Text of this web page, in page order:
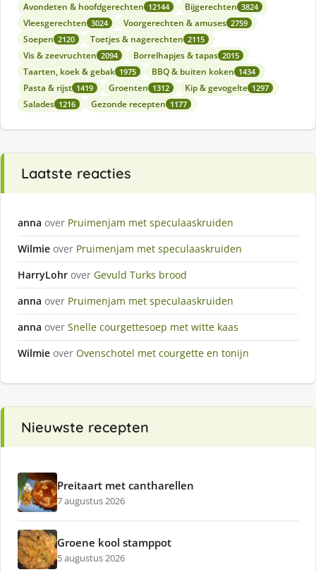
Avondeten & hoofdgerechten 12144 Bijgerechten 3824
Vleesgerechten 3024 Voorgerechten & amuses 2759
Soepen 2120 Toetjes & nagerechten 2115
Vis & zeevruchten 2094 Borrelhapjes & tapas 2015
Taarten, koek & gebak 1975 BBQ & buiten koken 1434
Pasta & rijst 1419 Groenten 1312 Kip & gevogelte 1297
Salades 1216 Gezonde recepten 1177
Laatste reacties
anna over Pruimenjam met speculaaskruiden
Wilmie over Pruimenjam met speculaaskruiden
HarryLohr over Gevuld Turks brood
anna over Pruimenjam met speculaaskruiden
anna over Snelle courgettesoep met witte kaas
Wilmie over Ovenschotel met courgette en tonijn
Nieuwste recepten
Preitaart met cantharellen
7 augustus 2026
Groene kool stamppot
5 augustus 2026